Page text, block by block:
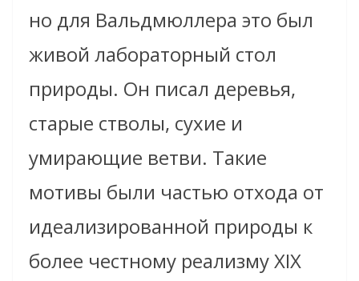
но для Вальдмюллера это был
живой лабораторный стол
природы. Он писал деревья,
старые стволы, сухие и
умирающие ветви. Такие
мотивы были частью отхода от
идеализированной природы к
более честному реализму XIX